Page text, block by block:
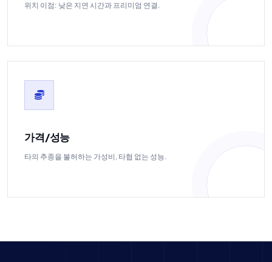
위치 이점: 낮은 지연 시간과 프리미엄 연결.
가격/성능
타의 추종을 불허하는 가성비, 타협 없는 성능.